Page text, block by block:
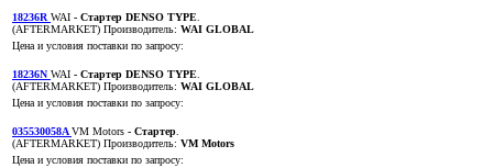
18236RWAI - Стартер DENSO TYPE.
(AFTERMARKET) Производитель: WAI GLOBAL
Цена и условия поставки по запросу:
18236N WAI - Стартер DENSO TYPE.
(AFTERMARKET) Производитель: WAI GLOBAL
Цена и условия поставки по запросу:
035530058AVM Motors - Стартер.
(AFTERMARKET) Производитель: VM Motors
Цена и условия поставки по запросу: